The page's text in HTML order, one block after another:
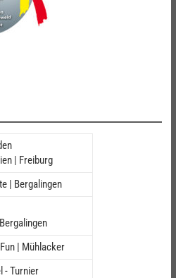
| Freiburg
| Bergalingen
| Mühlacker
- Turnier